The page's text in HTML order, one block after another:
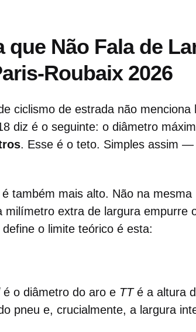
Não Fala de
Roubaix 2026
ciclismo de estrada não menciona
diz é o seguinte: o diâmetro
. Esse é o teto. Simples assim —
também mais alto. Não na mesma
extra de largura empurre
o limite teórico é esta:
é o diâmetro do aro e TTé a altura
pneu e, crucialmente, a largura